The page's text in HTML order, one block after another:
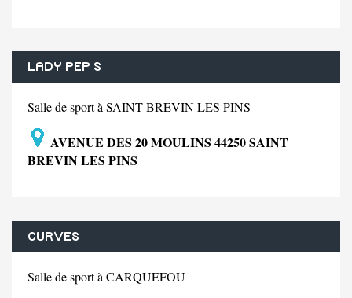
LADY PEP S
Salle de sport à SAINT BREVIN LES PINS
AVENUE DES 20 MOULINS 44250 SAINT
BREVIN LES PINS
CURVES
Salle de sport à CARQUEFOU